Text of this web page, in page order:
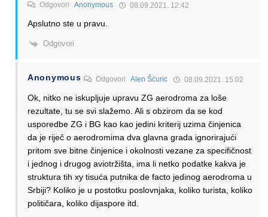
Odgovori Anonymous 08.09.2021. 12:42
Apslutno ste u pravu.
Odgovori
Anonymous OdgovoriAlen Šćuric 08.09.2021. 15:02
Ok, nitko ne iskupljuje upravu ZG aerodroma za loše
rezultate, tu se svi slažemo. Ali s obzirom da se kod
usporedbe ZG i BG kao kao jedini kriterij uzima činjenica
da je riječ o aerodromima dva glavna grada ignorirajući
pritom sve bitne činjenice i okolnosti vezane za specifičnost
i jednog i drugog aviotržišta, ima li netko podatke kakva je
struktura tih xy tisuća putnika de facto jedinog aerodroma u
Srbiji? Koliko je u postotku poslovnjaka, koliko turista, koliko
političara, koliko dijaspore itd.